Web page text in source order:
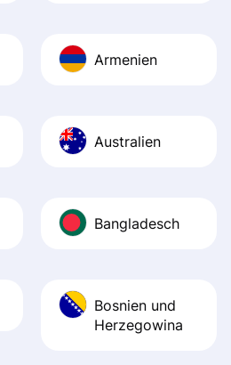
Armenien
Australien
Bangladesch
Bosnien und
Herzegowina